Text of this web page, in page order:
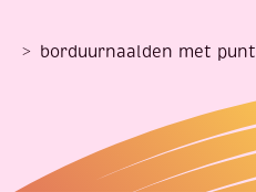
borduurnaalden met punt